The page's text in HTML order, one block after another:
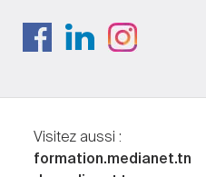
Visitez aussi :
formation.medianet.tn